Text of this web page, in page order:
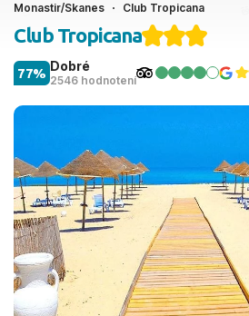
Monastir/Skanes
Club Tropicana
Club Tropicana
Dobré
2546 hodnotení
77%